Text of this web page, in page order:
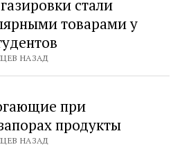
стали
товарами у
НАЗАД
при
продукты
НАЗАД